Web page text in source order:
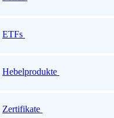
ETFs
Hebelprodukte
Zertifikate